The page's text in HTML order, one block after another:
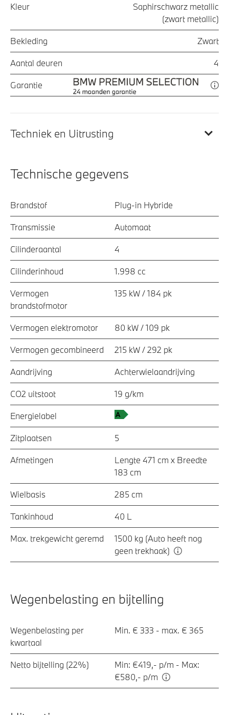
Kleur
Saphirschwarz metallic
(zwart metallic)
Bekleding Zwart
Aantal deuren 4
Garantie
Techniek en Uitrusting
Technische gegevens
Brandstof Plug-in Hybride
Transmissie Automaat
Cilinderaantal 4
Cilinderinhoud 1.998 cc
Vermogen
brandstofmotor
135 kW / 184 pk
Vermogen elektromotor 80 kW / 109 pk
Vermogen gecombineerd 215 kW / 292 pk
Aandrijving Achterwielaandrijving
CO2 uitstoot 19 g/km
Energielabel
Zitplaatsen 5
Afmetingen
Lengte 471 cm x Breedte
183 cm
Wielbasis 285 cm
Tankinhoud 40 L
Max. trekgewicht geremd
1500 kg (Auto heeft nog
geen trekhaak)
Wegenbelasting en bijtelling
Wegenbelasting per
kwartaal
Min. € 333 - max. € 365
Netto bijtelling (22%)
Min: €419,- p/m - Max:
€580,- p/m